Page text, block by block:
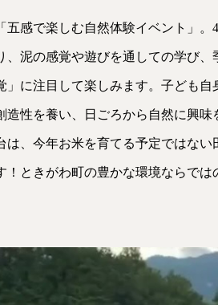
五感で楽しむ自然体験イベント」
、泥の感覚や遊びを通しての学び
」に注目して楽しみます。子ども
造性を養い、日ごろから自然に興
は、今年お米を育てる予定ではな
！ときがわ町の豊かな環境ならで